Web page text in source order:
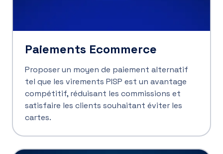
Paiements Ecommerce
Proposer un moyen de paiement alternatif
tel que les virements PISP est un avantage
compétitif, réduisant les commissions et
satisfaire les clients souhaitant éviter les
cartes.